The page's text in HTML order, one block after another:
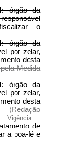
órgão da
o
órgão da
por zelar,
desta
Medida
órgão da
por zelar,
desta
(Redação
Vigência
de
a boa-fé e